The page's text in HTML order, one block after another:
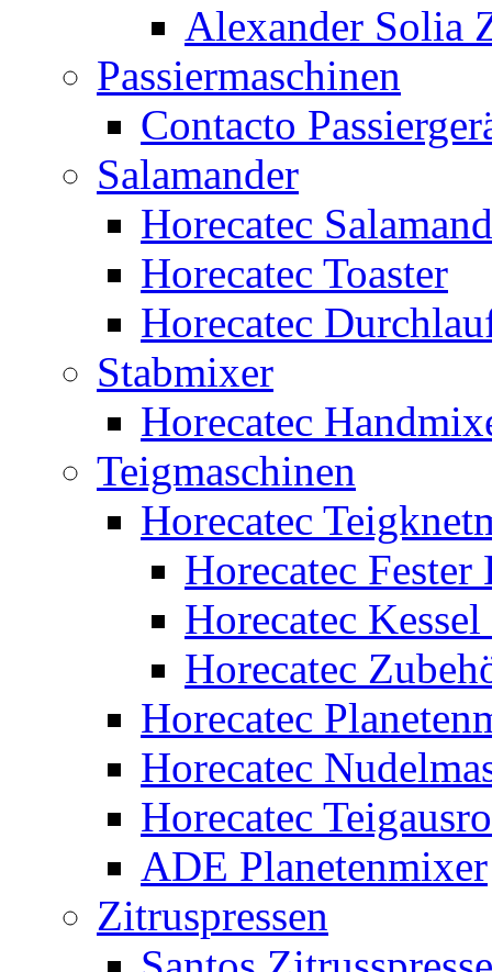
Alexander Solia
Passiermaschinen
Contacto
Salamander
Horecatec
Horecatec Toaster
Horecatec
Stabmixer
Horecatec
Teigmaschinen
Horecatec
Horecatec Fester
Horecatec
Horecatec
Horecatec
Horecatec
Horecatec
ADE Planetenmixer
Zitruspressen